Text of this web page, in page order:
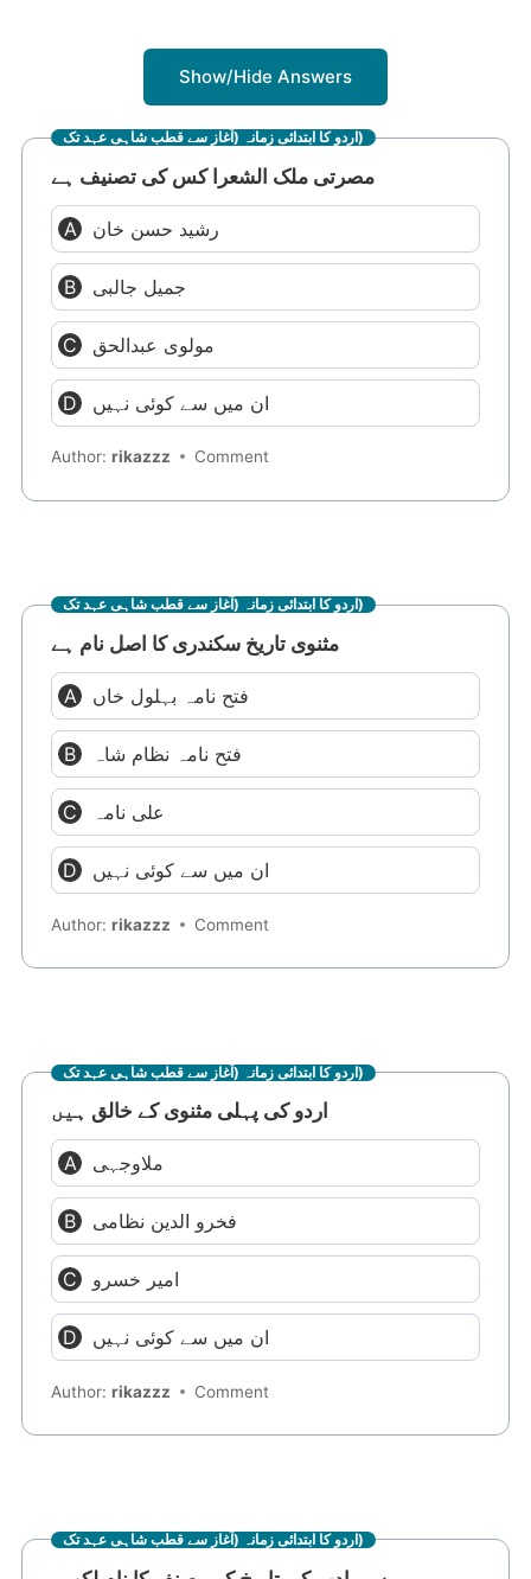
Show/Hide Answers
اردو کا ابتدائی زمانہ (آغاز سے قطب شاہی عہد تک)
مصرتی ملک الشعرا کس کی تصنیف ہے
رشید حسن خان
جمیل جالبی
مولوی عبدالحق
ان میں سے کوئی نہیں
Author:rikazzz Comment
اردو کا ابتدائی زمانہ (آغاز سے قطب شاہی عہد تک)
مثنوی تاریخ سکندری کا اصل نام ہے
فتح نامہ بہلول خاں
فتح نامہ نظام شاہ
علی نامہ
ان میں سے کوئی نہیں
Author:rikazzz Comment
اردو کا ابتدائی زمانہ (آغاز سے قطب شاہی عہد تک)
اردو کی پہلی مثنوی کے خالق ہیں
ملاوجہی
فخرو الدین نظامی
امیر خسرو
ان میں سے کوئی نہیں
Author:rikazzz Comment
اردو کا ابتدائی زمانہ (آغاز سے قطب شاہی عہد تک)